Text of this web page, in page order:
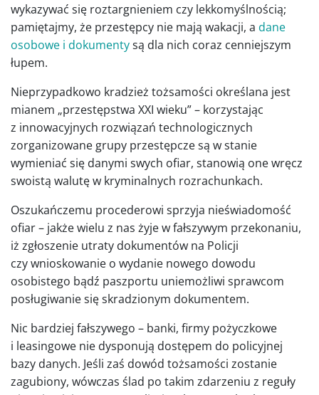
wykazywać się roztargnieniem czy lekkomyślnością;
pamiętajmy, że przestępcy nie mają wakacji, a dane
osobowe i dokumentysą dla nich coraz cenniejszym
łupem.
Nieprzypadkowo kradzież tożsamości określana jest
mianem „przestępstwa XXI wieku” – korzystając
z innowacyjnych rozwiązań technologicznych
zorganizowane grupy przestępcze są w stanie
wymieniać się danymi swych ofiar, stanowią one wręcz
swoistą walutę w kryminalnych rozrachunkach.
Oszukańczemu procederowi sprzyja nieświadomość
ofiar – jakże wielu z nas żyje w fałszywym przekonaniu,
iż zgłoszenie utraty dokumentów na Policji
czy wnioskowanie o wydanie nowego dowodu
osobistego bądź paszportu uniemożliwi sprawcom
posługiwanie się skradzionym dokumentem.
Nic bardziej fałszywego – banki, firmy pożyczkowe
i leasingowe nie dysponują dostępem do policyjnej
bazy danych. Jeśli zaś dowód tożsamości zostanie
zagubiony, wówczas ślad po takim zdarzeniu z reguły